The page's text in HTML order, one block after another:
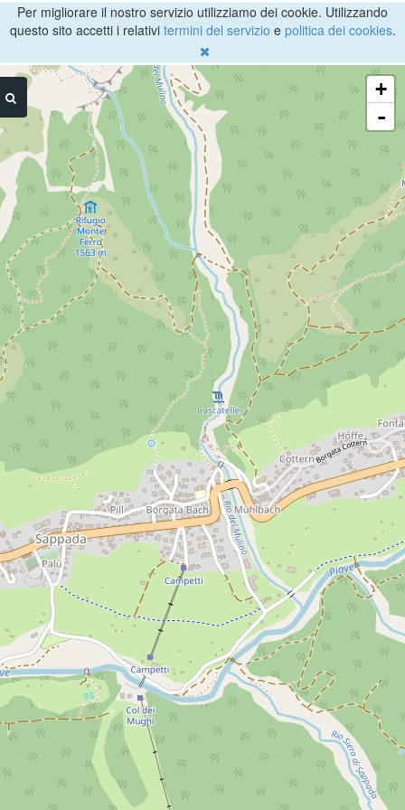
Per migliorare il nostro servizio utilizziamo dei cookie. Utilizzando
questo sito accetti i relativi termini del servizio e politica dei cookies.
+
-